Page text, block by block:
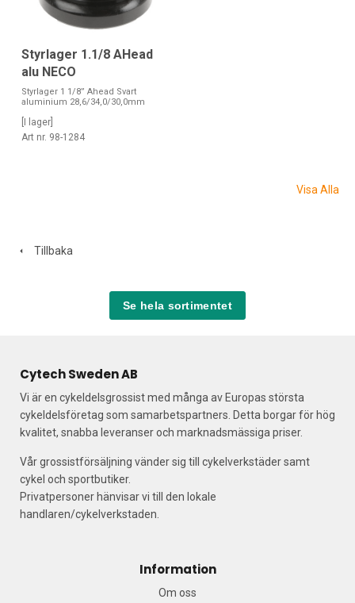
Styrlager 1.1/8 AHead
alu NECO
Styrlager 1 1/8” Ahead Svart
aluminium 28,6/34,0/30,0mm
[I lager]
Art nr. 98-1284
Visa Alla
Tillbaka
Se hela sortimentet
Cytech Sweden AB
Vi är en cykeldelsgrossist med många av Europas största
cykeldelsföretag som samarbetspartners. Detta borgar för hög
kvalitet, snabba leveranser och marknadsmässiga priser.
Vår grossistförsäljning vänder sig till cykelverkstäder samt
cykel och sportbutiker.
Privatpersoner hänvisar vi till den lokale
handlaren/cykelverkstaden.
Information
Om oss